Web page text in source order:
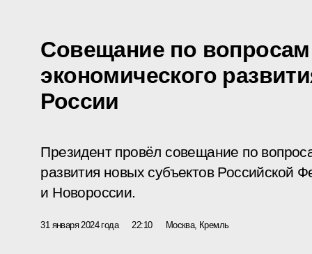
Совещание по
экономического
России
Президент провёл совещание по
развития новых субъектов Российской
и Новороссии.
31 января 2024 года 22:10 Москва, Кремль